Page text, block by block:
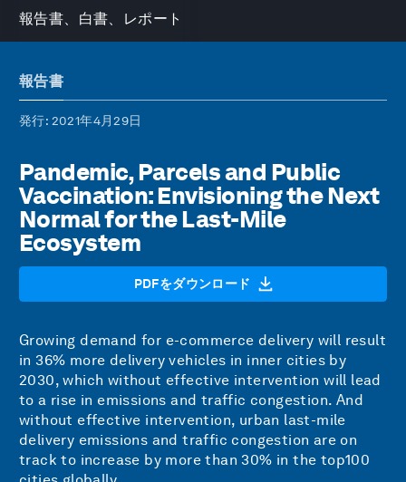
報告書、白書、レポート
報告書
発行: 2021年4月29日
Pandemic, Parcels and Public
Vaccination: Envisioning the Next
Normal for the Last-Mile
Ecosystem
PDFをダウンロード
Growing demand for e-commerce delivery will result
in 36% more delivery vehicles in inner cities by
2030, which without effective intervention will lead
to a rise in emissions and traffic congestion. And
without effective intervention, urban last-mile
delivery emissions and traffic congestion are on
track to increase by more than 30% in the top100